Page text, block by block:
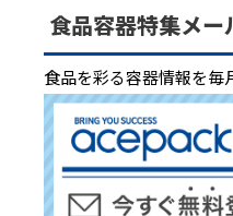
食品容器特集メー
食品を彩る容器情報を毎